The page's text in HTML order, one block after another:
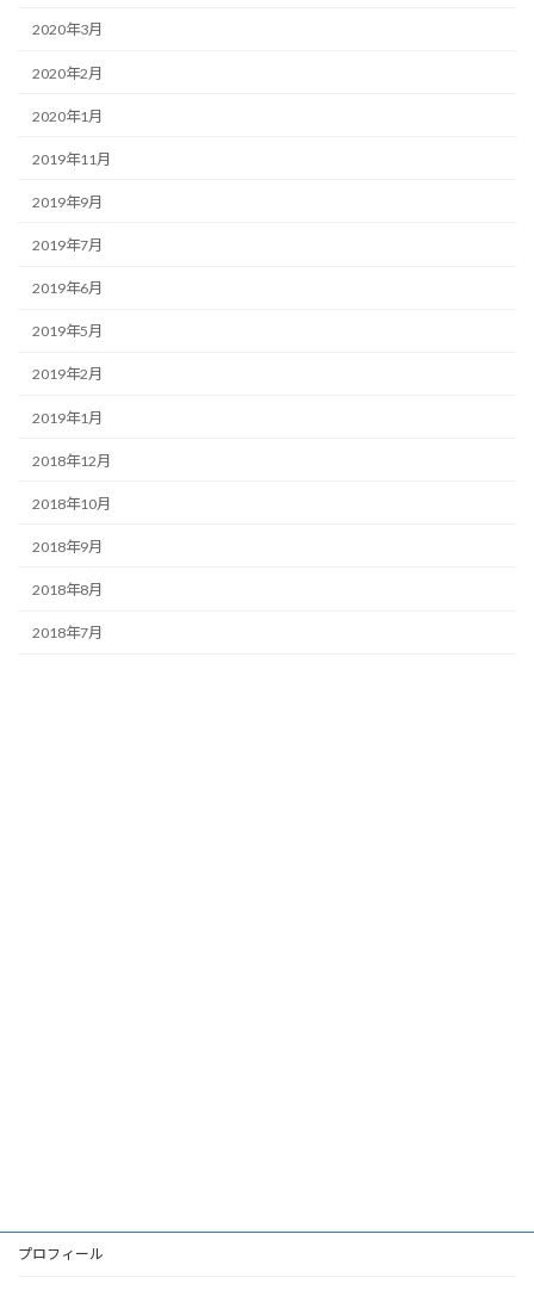
2020年3月
2020年2月
2020年1月
2019年11月
2019年9月
2019年7月
2019年6月
2019年5月
2019年2月
2019年1月
2018年12月
2018年10月
2018年9月
2018年8月
2018年7月
プロフィール